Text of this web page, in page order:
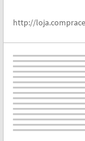
http://